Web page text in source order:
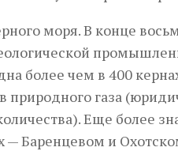
моря. В конце
более чем в 400
газа
Еще более
Баренцевом и